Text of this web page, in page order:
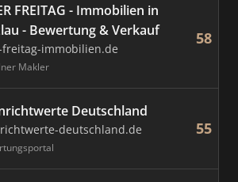
FREITAG - Immobilien in
- Bewertung & Verkauf
immobilien.de
Makler
58
Deutschland
deutschland.de 55